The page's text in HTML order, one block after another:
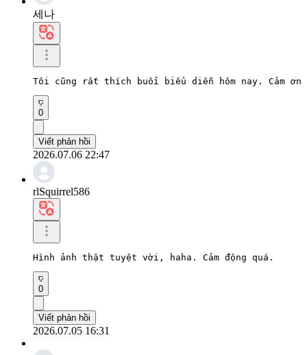
세나
Tôi cũng rất thích buổi biểu diễn hôm nay. Cảm
0
Viết phản hồi
2026.07.06 22:47
rlSquirrel586
Hình ảnh thật tuyệt vời, haha. Cảm động quá.
0
Viết phản hồi
2026.07.05 16:31